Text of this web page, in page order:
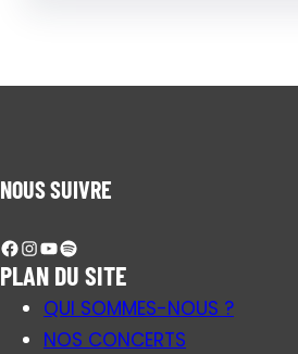
NOUS SUIVRE
Facebook InstagramYouTube Spotify
PLAN DU SITE
QUI SOMMES-NOUS ?
NOS CONCERTS